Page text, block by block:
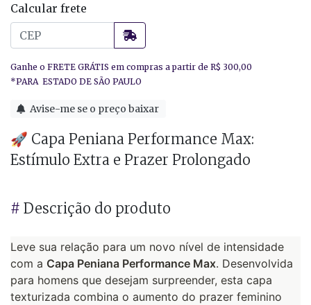
Calcular frete
Avise-me se o preço baixar
🚀 Capa Peniana Performance Max:
Estímulo Extra e Prazer Prolongado
# Descrição do produto
Leve sua relação para um novo nível de intensidade
com a Capa Peniana Performance Max. Desenvolvida
para homens que desejam surpreender, esta capa
texturizada combina o aumento do prazer feminino